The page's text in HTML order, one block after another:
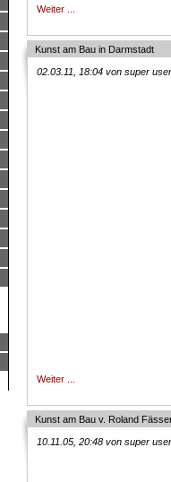
Weiter ...
Kunst am Bau in Darmstadt
02.03.11, 18:04 von super user
Weiter ...
Kunst am Bau v. Roland
10.11.05, 20:48 von super user